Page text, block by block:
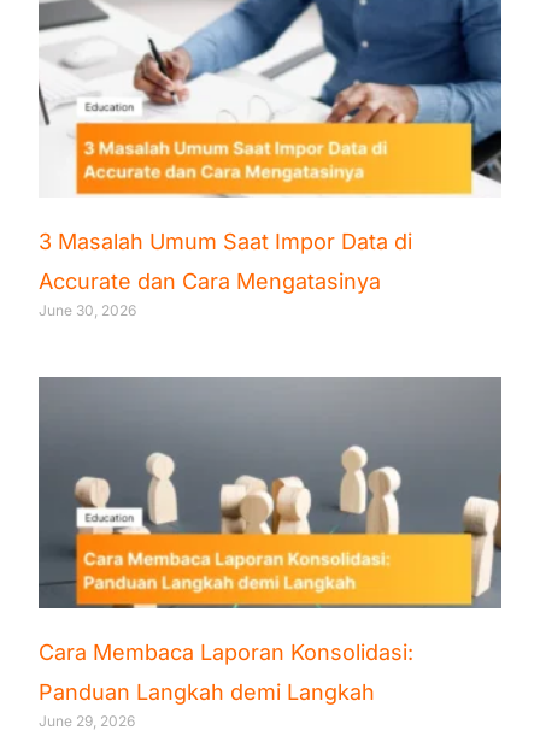
3 Masalah Umum Saat Impor Data di
Accurate dan Cara Mengatasinya
June 30, 2026
Cara Membaca Laporan Konsolidasi:
Panduan Langkah demi Langkah
June 29, 2026